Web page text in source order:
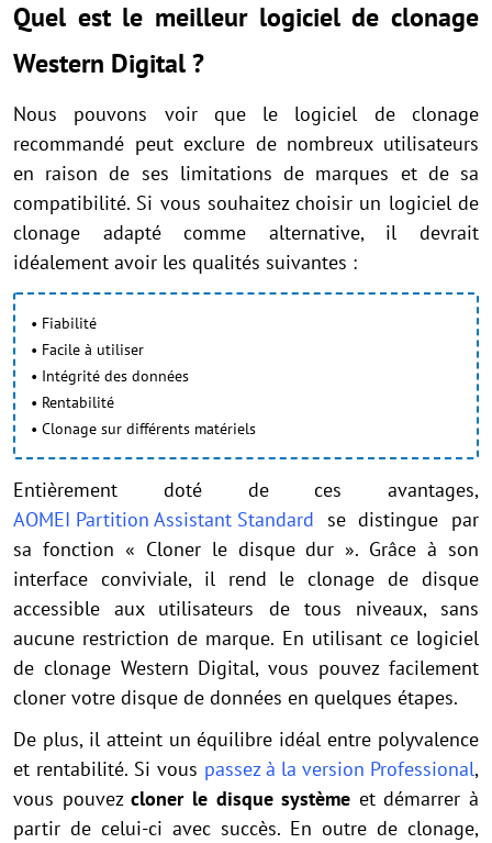
Quel est le meilleur logiciel de clonage
Western Digital ?
Nous pouvons voir que le logiciel de clonage
recommandé peut exclure de nombreux utilisateurs
en raison de ses limitations de marques et de sa
compatibilité. Si vous souhaitez choisir un logiciel de
clonage adapté comme alternative, il devrait
idéalement avoir les qualités suivantes :
• Fiabilité
• Facile à utiliser
• Intégrité des données
• Rentabilité
• Clonage sur différents matériels
Entièrement doté de ces avantages,
AOMEI Partition Assistant Standard se distingue par
sa fonction « Cloner le disque dur ». Grâce à son
interface conviviale, il rend le clonage de disque
accessible aux utilisateurs de tous niveaux, sans
aucune restriction de marque. En utilisant ce logiciel
de clonage Western Digital, vous pouvez facilement
cloner votre disque de données en quelques étapes.
De plus, il atteint un équilibre idéal entre polyvalence
et rentabilité. Si vous passez à la version Professional,
vous pouvezcloner le disque système et démarrer à
partir de celui-ci avec succès. En outre de clonage,